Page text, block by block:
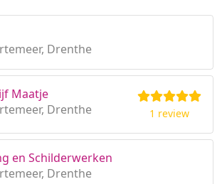
Drenthe
Maatje
Drenthe
1 review
en Schilderwerken
Drenthe